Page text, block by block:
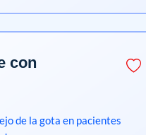
con
de la gota en pacientes